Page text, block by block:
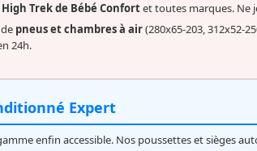
Trek de Bébé Confortet toutes marques. Ne
pneus et chambres à air(280x65-203, 312x52-
24h.
Expert
enfin accessible. Nos poussettes et sièges